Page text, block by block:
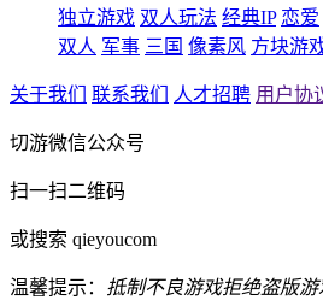
独立游戏 双人玩法 经典IP 恋爱
双人 军事 三国 像素风 方块游
关于我们 联系我们 人才招聘 用户协
切游微信公众号
扫一扫二维码
或搜索 qieyoucom
温馨提示： 抵制不良游戏拒绝盗版游